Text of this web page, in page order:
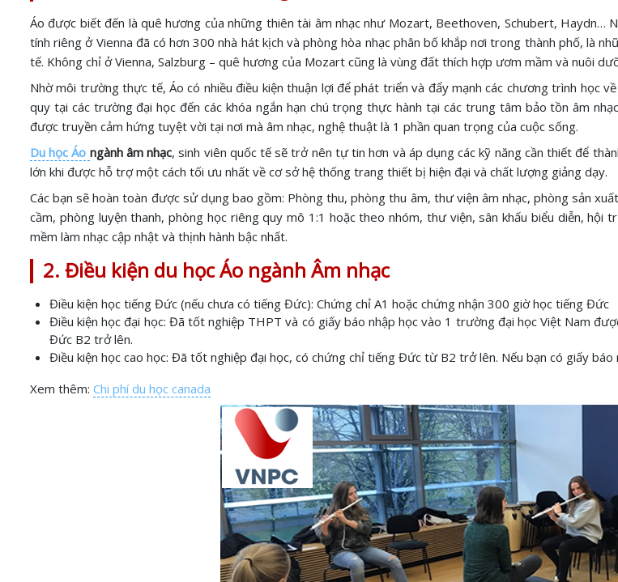
Áo được biết đến là quê hương của những thiên tài âm nhạc như Mozart, Beethoven, Schubert,
tính riêng ở Vienna đã có hơn 300 nhà hát kịch và phòng hòa nhạc phân bố khắp nơi trong thành phố, là
tế. Không chỉ ở Vienna, Salzburg – quê hương của Mozart cũng là vùng đất thích hợp ươm mầm và nuôi
Nhờ môi trường thực tế, Áo có nhiều điều kiện thuận lợi để phát triển và đẩy mạnh các chương trình học
quy tại các trường đại học đến các khóa ngắn hạn chú trọng thực hành tại các trung tâm bảo tồn âm
được truyền cảm hứng tuyệt vời tại nơi mà âm nhạc, nghệ thuật là 1 phần quan trọng của cuộc sống.
Du học Áo ngành âm nhạc, sinh viên quốc tế sẽ trở nên tự tin hơn và áp dụng các kỹ năng cần thiết để
lớn khi được hỗ trợ một cách tối ưu nhất về cơ sở hệ thống trang thiết bị hiện đại và chất lượng giảng dạy.
Các bạn sẽ hoàn toàn được sử dụng bao gồm: Phòng thu, phòng thu âm, thư viện âm nhạc, phòng sản
cầm, phòng luyện thanh, phòng học riêng quy mô 1:1 hoặc theo nhóm, thư viện, sân khấu biểu diễn,
mềm làm nhạc cập nhật và thịnh hành bậc nhất.
2. Điều kiện du học Áo ngành Âm nhạc
Điều kiện học tiếng Đức (nếu chưa có tiếng Đức): Chứng chỉ A1 hoặc chứng nhận 300 giờ học tiếng Đức
Điều kiện học đại học: Đã tốt nghiệp THPT và có giấy báo nhập học vào 1 trường đại học Việt Nam
Đức B2 trở lên.
Điều kiện học cao học: Đã tốt nghiệp đại học, có chứng chỉ tiếng Đức từ B2 trở lên. Nếu bạn có giấy
Xem thêm: Chi phí du học canada